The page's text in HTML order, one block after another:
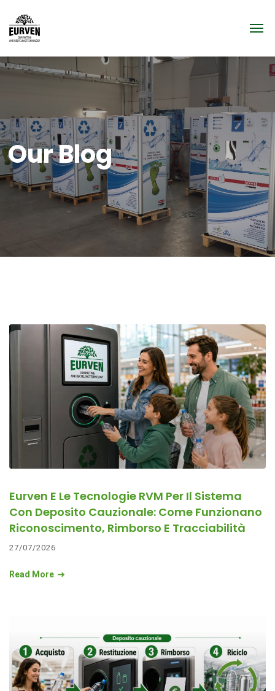
Our Blog
Eurven E Le Tecnologie RVM Per Il Sistema
Con Deposito Cauzionale: Come Funzionano
Riconoscimento, Rimborso E Tracciabilità
27/07/2026
Read More